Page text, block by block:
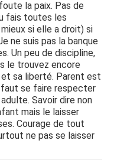
la paix. Pas de
fais toutes les
si elle a droit) si
ne suis pas la banque
Un peu de discipline,
le trouvez encore
et sa liberté. Parent est
faut se faire respecter
Savoir dire non
mais le laisser
Courage de tout
ne pas se laisser